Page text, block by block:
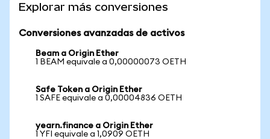
Explorar más conversiones
Conversiones avanzadas de activos
Beam a Origin Ether
1 BEAM equivale a 0,00000073 OETH
Safe Token a Origin Ether
1 SAFE equivale a 0,00004836 OETH
yearn.finance a Origin Ether
1 YFI equivale a 1,0909 OETH